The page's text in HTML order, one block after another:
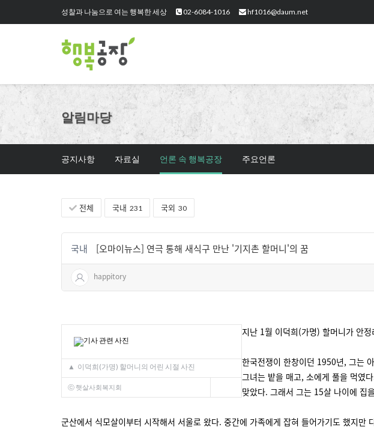
성찰과 나눔으로 여는 행복한 세상 02-6084-1016 hf1016@daum.net
알림마당
공지사항 자료실 언론 속 행복공장 주요언론
전체 국내 231 국외 30
국내 [오마이뉴스] 연극 통해 새식구 만난 '기지촌 할머니'의 꿈
happitory
▲ 이덕희(가명) 할머니의 어린 시절 사진
ⓒ 햇살사회복지회
지난 1월 이덕희(가명) 할머니가 안
한국전쟁이 한창이던 1950년, 그는
그녀는 밭을 매고, 소에게 풀을 먹였
맞았다. 그래서 그는 15살 나이에 집
군산에서 식모살이부터 시작해서 서울로 왔다. 중간에 가족에게 잡혀 들어가기도 했지